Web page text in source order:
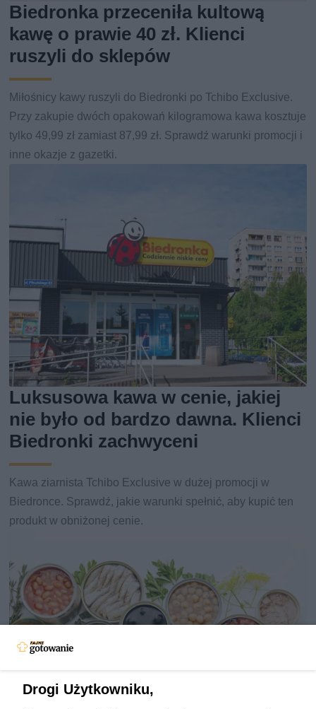
Biedronka przeceniła kultową
kawę o prawie 40 zł. Klienci
ruszyli do sklepów
Miłośnicy kawy ruszyli do Biedronki po Tchibo Exclusive.
Przy zakupie dwóch opakowań kilogramowa kawa kosztuje
tylko 49,99 zł zamiast 87,99 zł. Sprawdź warunki promocji i
inne okazje z gazetki.
Luksusowa kawa w cenie, jakiej
nie było od bardzo dawna. Klienci
Biedronki zachwyceni
Kawa ziarnista Tchibo Exclusive w dużej promocji w
Biedronce. Sprawdź, jakie warunki spełnić, aby kupić ten
produkt w obniżonej cenie.
Drogi Użytkowniku,